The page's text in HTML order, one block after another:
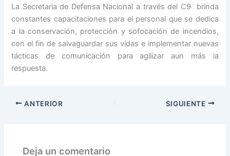
La Secretaria de Defensa Nacional a través del C9 brinda
constantes capacitaciones para el personal que se dedica
a la conservación, protección y sofocación de incendios,
con el fin de salvaguardar sus vidas e implementar nuevas
tácticas de comunicación para agilizar aun más la
respuesta.
ANTERIOR SIGUIENTE
Deja un comentario